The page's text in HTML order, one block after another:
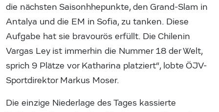
die nächsten Saisonhhepunkte, den Grand-Slam in
Antalya und die EM in Sofia, zu tanken. Diese
Aufgabe hat sie bravourös erfüllt. Die Chilenin
Vargas Ley ist immerhin die Nummer 18 der Welt,
sprich 9 Plätze vor Katharina platziert“, lobte ÖJV-
Sportdirektor Markus Moser.
Die einzige Niederlage des Tages kassierte